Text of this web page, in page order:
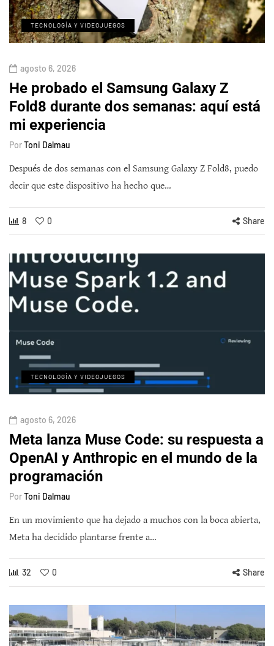
TECNOLOGÍA Y VIDEOJUEGOS
agosto 6, 2026
He probado el Samsung Galaxy Z
Fold8 durante dos semanas: aquí está
mi experiencia
PorToni Dalmau
Después de dos semanas con el Samsung Galaxy Z Fold8, puedo
decir que este dispositivo ha hecho que…
8 0 Share
TECNOLOGÍA Y VIDEOJUEGOS
agosto 6, 2026
Meta lanza Muse Code: su respuesta a
OpenAI y Anthropic en el mundo de la
programación
PorToni Dalmau
En un movimiento que ha dejado a muchos con la boca abierta,
Meta ha decidido plantarse frente a…
32 0 Share